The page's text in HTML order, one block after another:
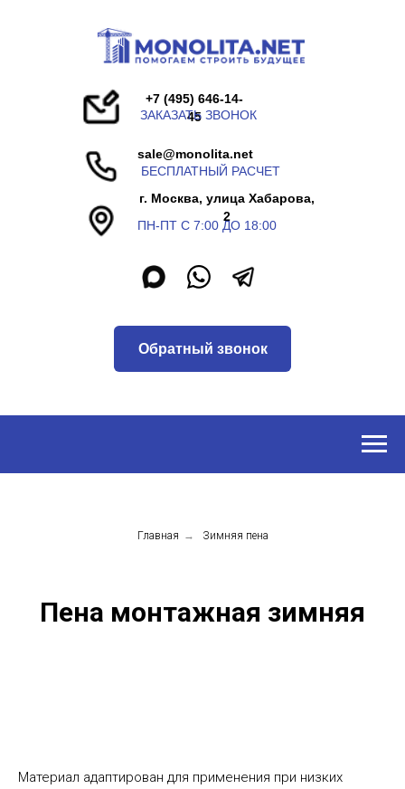
г. Москва, улица Хабарова,
ПН-ПТ С 7:00 ДО 18:00
45
ЗАКАЗАТЬ ЗВОНОК
БЕСПЛАТНЫЙ РАСЧЕТ
Главная → Зимняя пена
Пена монтажная зимняя
Материал адаптирован для применения при низких